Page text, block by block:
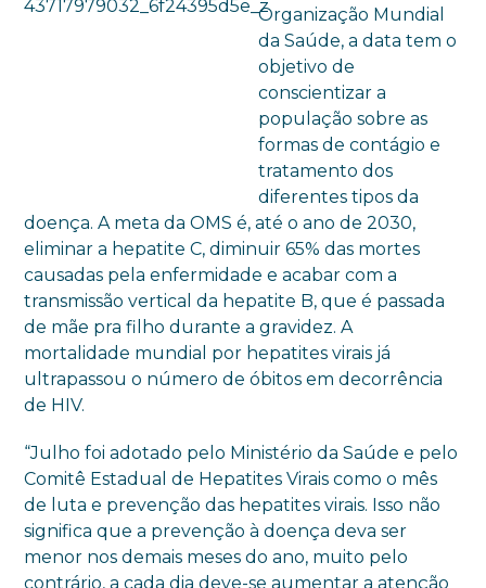
Organização Mundial
da Saúde, a data tem o
objetivo de
conscientizar a
população sobre as
formas de contágio e
tratamento dos
diferentes tipos da
doença. A meta da OMS é, até o ano de 2030,
eliminar a hepatite C, diminuir 65% das mortes
causadas pela enfermidade e acabar com a
transmissão vertical da hepatite B, que é passada
de mãe pra filho durante a gravidez. A
mortalidade mundial por hepatites virais já
ultrapassou o número de óbitos em decorrência
de HIV.
“Julho foi adotado pelo Ministério da Saúde e pelo
Comitê Estadual de Hepatites Virais como o mês
de luta e prevenção das hepatites virais. Isso não
significa que a prevenção à doença deva ser
menor nos demais meses do ano, muito pelo
contrário, a cada dia deve-se aumentar a atenção